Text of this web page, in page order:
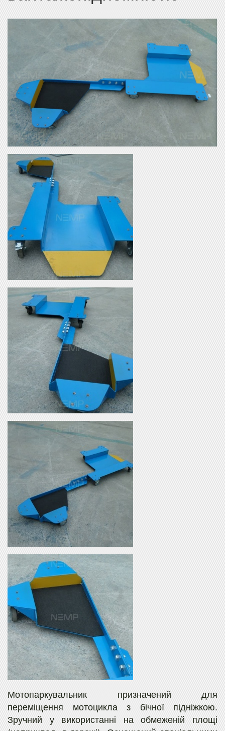
Мотопаркувальник призначений для
переміщення мотоцикла з бічної підніжкою.
Зручний у використанні на обмеженій площі